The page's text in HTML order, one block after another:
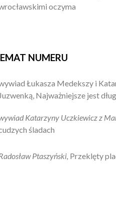
oczyma
NUMERU
Łukasza Medekszy i
Najważniejsze jest
Katarzyny Uczkiewicz z
śladach
Ptaszyński, Przeklęty